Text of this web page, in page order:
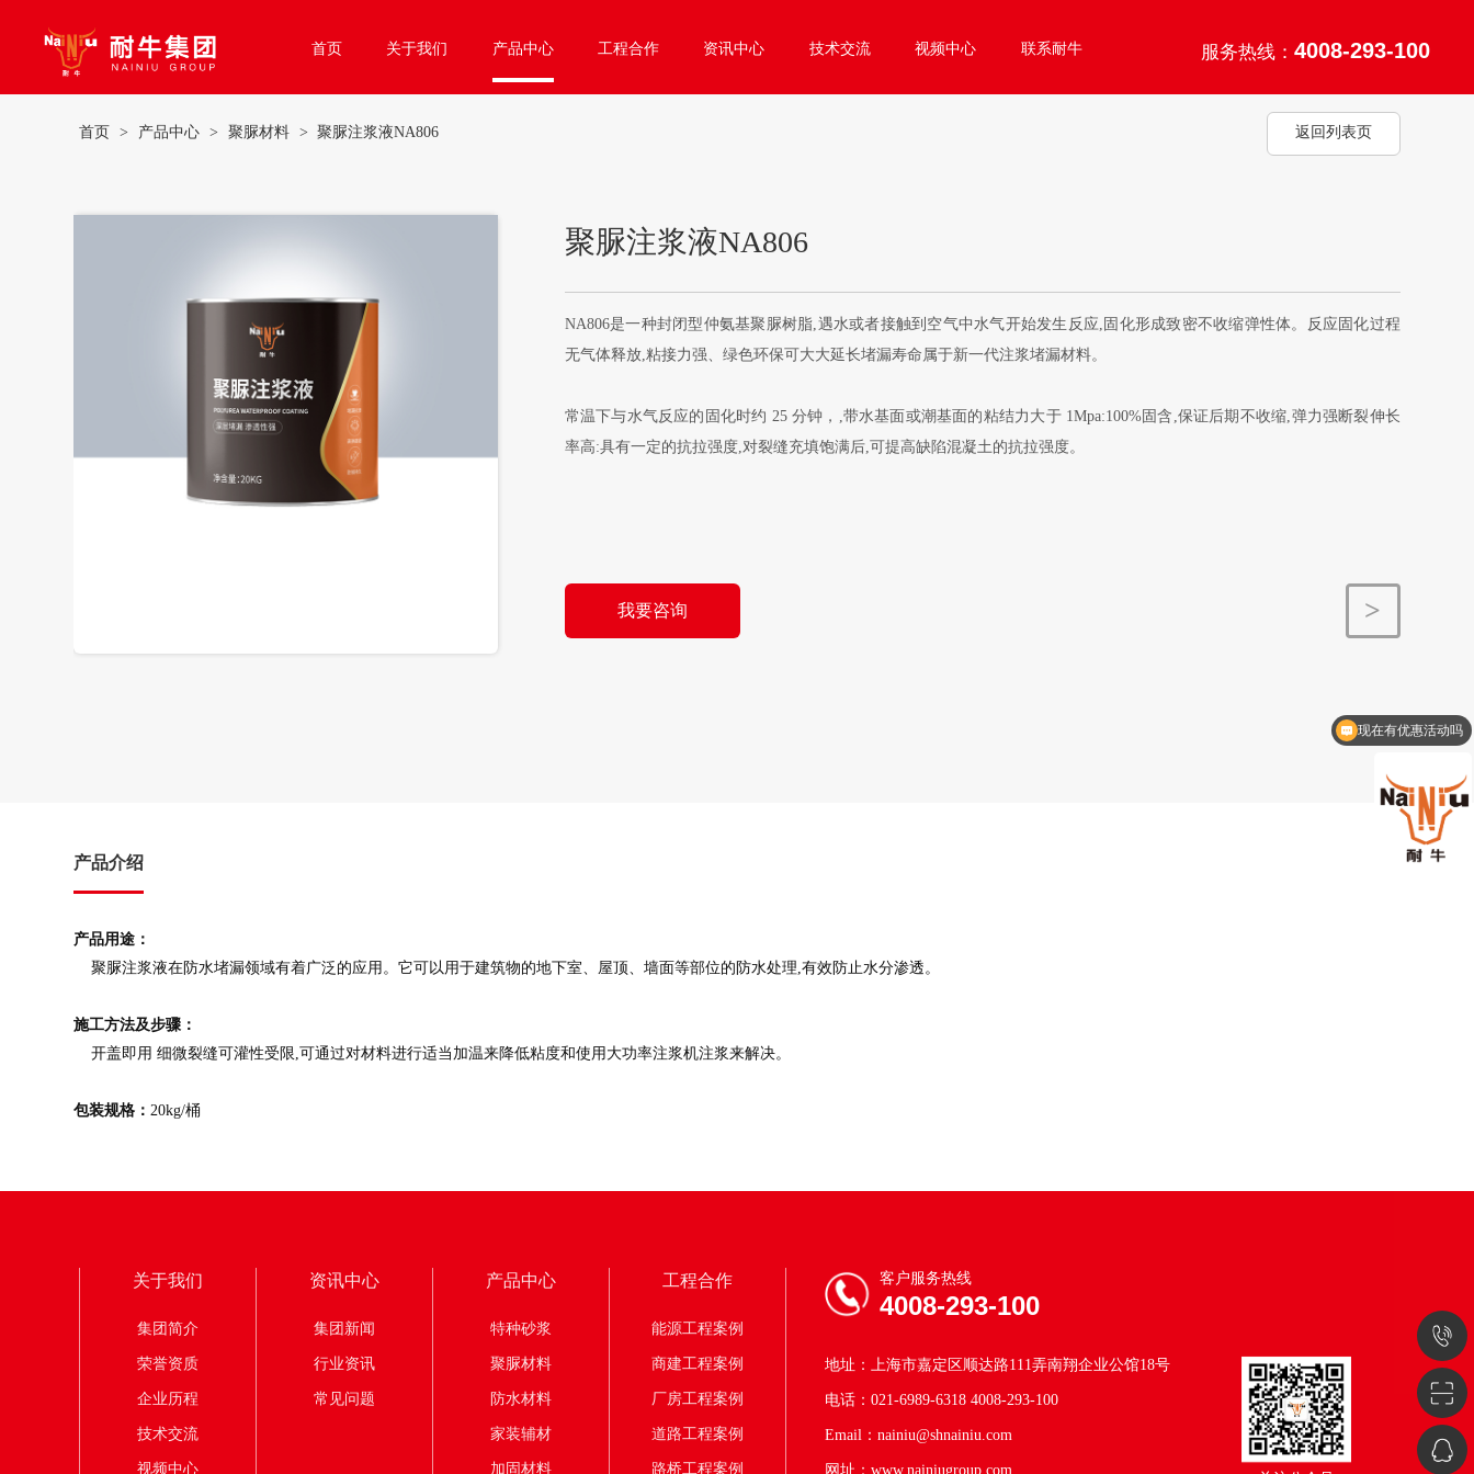
首页 关于我们 产品中心 工程合作 资讯中心 技术交流 视频中心 联系耐牛 服务热线： 4008-293-100
首页 > 产品中心 > 聚脲材料 > 聚脲注浆液NA806 返回列表页
聚脲注浆液NA806
NA806是一种封闭型仲氨基聚脲树脂,遇水或者接触到空气中水气开始发生反应,固化形成致密不收缩弹性体。反应固化过程
无气体释放,粘接力强、绿色环保可大大延长堵漏寿命属于新一代注浆堵漏材料。
常温下与水气反应的固化时约 25 分钟，,带水基面或潮基面的粘结力大于 1Mpa:100%固含,保证后期不收缩,弹力强断裂伸长
率高:具有一定的抗拉强度,对裂缝充填饱满后,可提高缺陷混凝土的抗拉强度。
我要咨询
>
产品介绍
产品用途：
聚脲注浆液在防水堵漏领域有着广泛的应用。它可以用于建筑物的地下室、屋顶、墙面等部位的防水处理,有效防止水分渗透。
施工方法及步骤：
开盖即用 细微裂缝可灌性受限,可通过对材料进行适当加温来降低粘度和使用大功率注浆机注浆来解决。
包装规格：20kg/桶
关于我们
集团简介
荣誉资质
企业历程
技术交流
视频中心
资讯中心
集团新闻
行业资讯
常见问题
产品中心
特种砂浆
聚脲材料
防水材料
家装辅材
加固材料
工程合作
能源工程案例
商建工程案例
厂房工程案例
道路工程案例
路桥工程案例
客户服务热线
4008-293-100
地址：上海市嘉定区顺达路111弄南翔企业公馆18号
电话：021-6989-6318 4008-293-100
Email：nainiu@shnainiu.com
网址：www.nainiugroup.com
4008-
293-
100
QQ
现在有优惠活动吗